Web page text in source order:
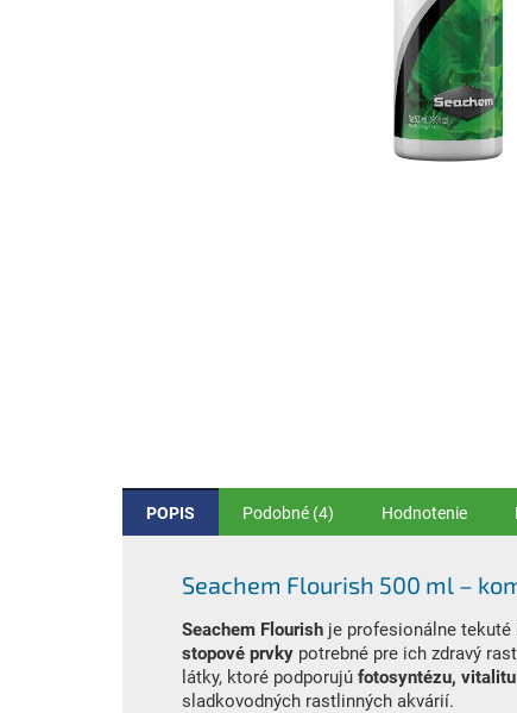
POPIS Podobné (4) Hodnotenie
Seachem Flourish 500 ml –
Seachem Flourish je profesionálne tekuté
stopové prvky potrebné pre ich zdravý
látky, ktoré podporujú fotosyntézu,
sladkovodných rastlinných akvárií.